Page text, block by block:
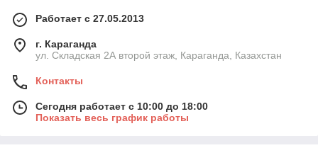
Работает с 27.05.2013
г. Караганда
ул. Складская 2А второй этаж, Караганда, Казахстан
Контакты
Сегодня работает с 10:00 до 18:00
Показать весь график работы